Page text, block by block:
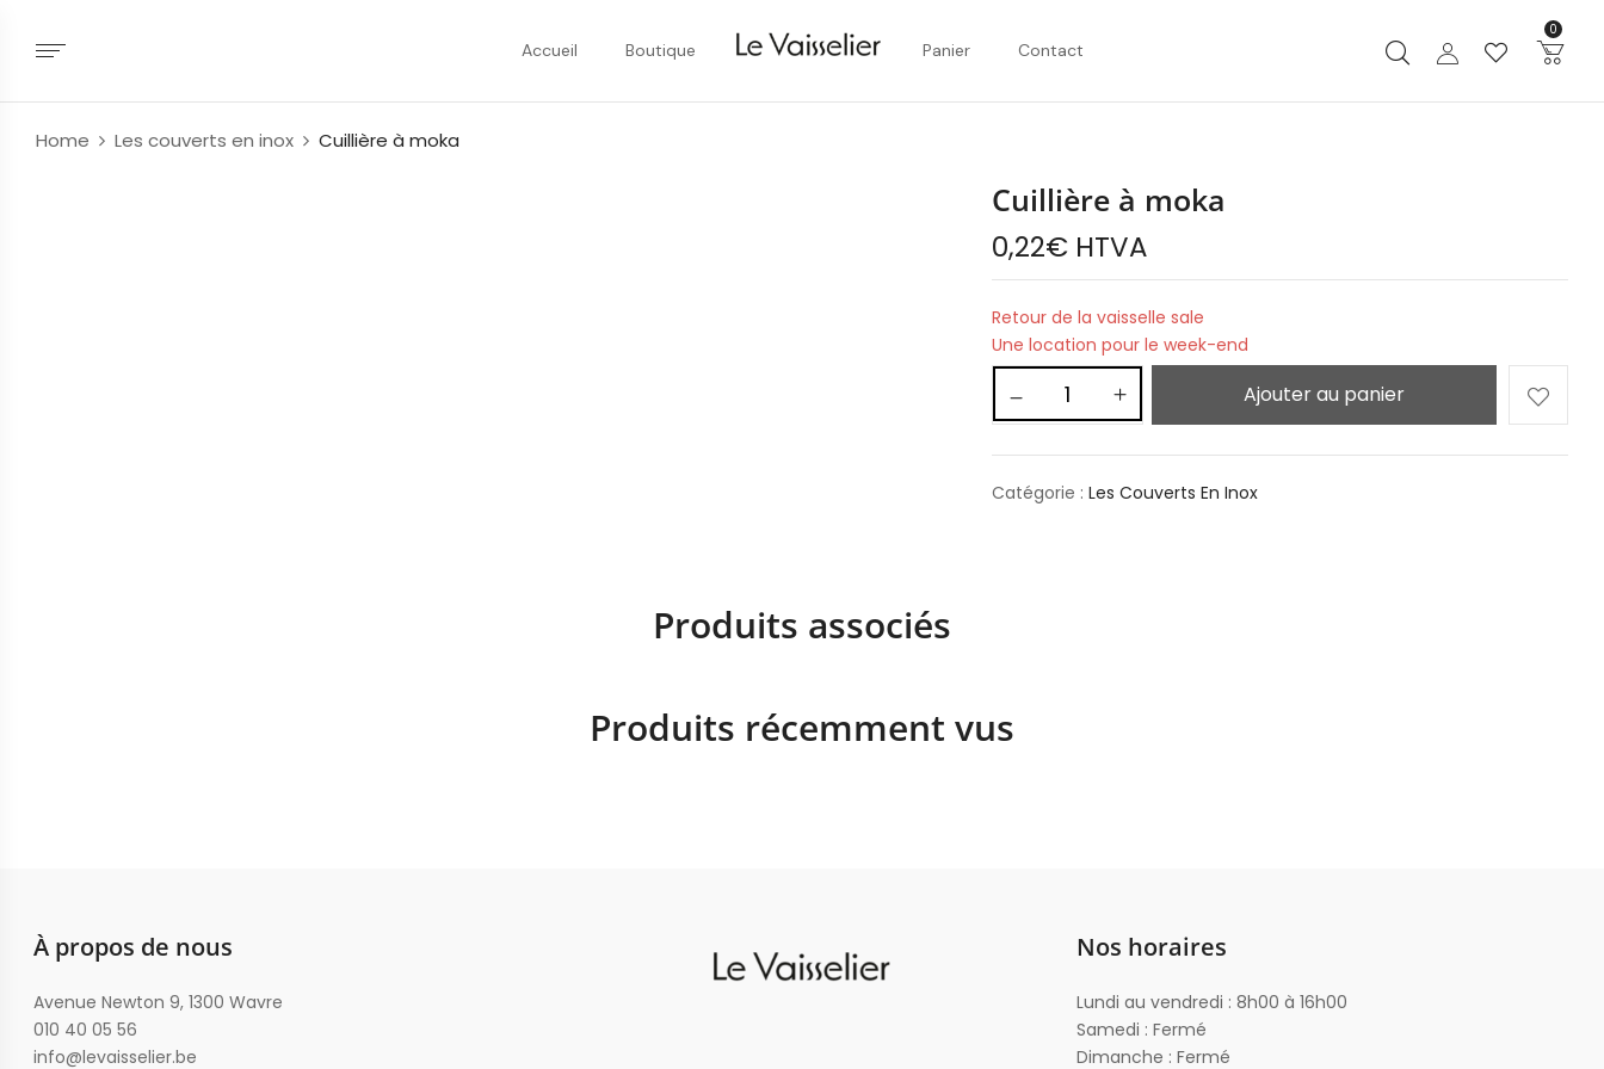
Accueil Boutique Panier Contact
0
Home Les couverts en inox Cuillière à moka
Cuillière à moka
0,22€ HTVA
Retour de la vaisselle sale
Une location pour le week-end
Ajouter au panier
Catégorie :Les Couverts En Inox
Produits associés
Produits récemment vus
À propos de nous
Avenue Newton 9, 1300 Wavre
010 40 05 56
info@levaisselier.be
Nos horaires
Lundi au vendredi : 8h00 à 16h00
Samedi : Fermé
Dimanche : Fermé